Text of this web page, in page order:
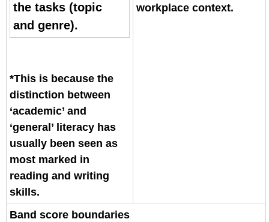
the tasks (topic
and genre).
*This is because the
distinction between
‘academic’ and
‘general’ literacy has
usually been seen as
most marked in
reading and writing
skills.
workplace context.
Band score boundaries